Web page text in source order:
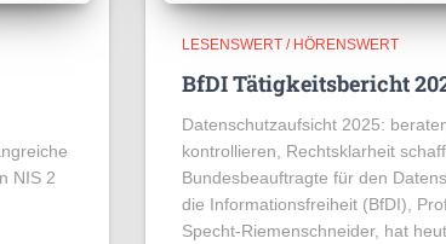
NIS 2
LESENSWERT / HÖRENSWERT
BfDI Tätigkeitsbericht
Datenschutzaufsicht 2025:
kontrollieren, Rechtsklarheit
Bundesbeauftragte für den
die Informationsfreiheit (BfDI),
Specht-Riemenschneider, hat